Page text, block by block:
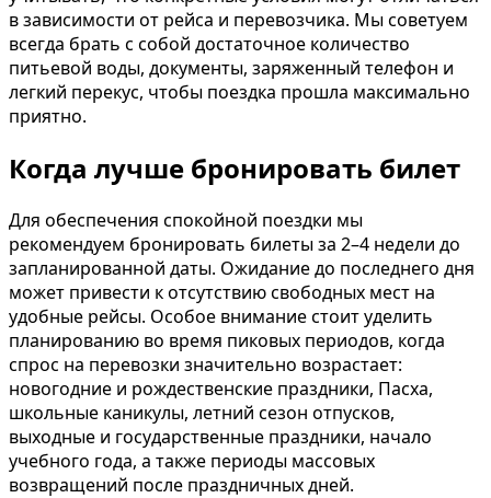
в зависимости от рейса и перевозчика. Мы советуем
всегда брать с собой достаточное количество
питьевой воды, документы, заряженный телефон и
легкий перекус, чтобы поездка прошла максимально
приятно.
Когда лучше бронировать билет
Для обеспечения спокойной поездки мы
рекомендуем бронировать билеты за 2–4 недели до
запланированной даты. Ожидание до последнего дня
может привести к отсутствию свободных мест на
удобные рейсы. Особое внимание стоит уделить
планированию во время пиковых периодов, когда
спрос на перевозки значительно возрастает:
новогодние и рождественские праздники, Пасха,
школьные каникулы, летний сезон отпусков,
выходные и государственные праздники, начало
учебного года, а также периоды массовых
возвращений после праздничных дней.